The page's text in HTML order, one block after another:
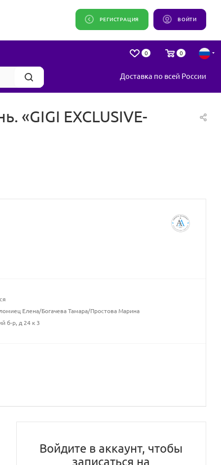
ВОЙТИ
РЕГИСТРАЦИЯ
0 0
Доставка по всей России
«GIGI EXCLUSIVE-
Елена/Богачева Тамара/Простова Марина
б-р, д 24 к 3
Войдите в аккаунт, чтобы
записаться на